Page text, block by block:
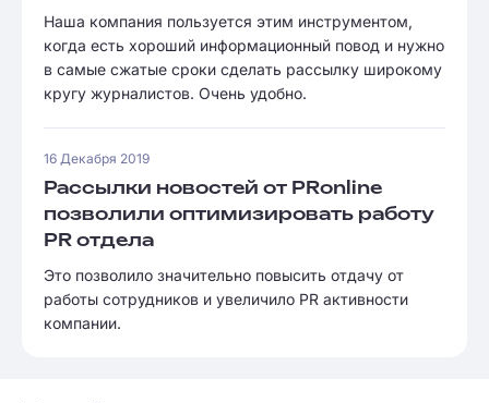
Наша компания пользуется этим инструментом,
когда есть хороший информационный повод и нужно
в самые сжатые сроки сделать рассылку широкому
кругу журналистов. Очень удобно.
16 Декабря 2019
Рассылки новостей от PRonline
позволили оптимизировать работу
PR отдела
Это позволило значительно повысить отдачу от
работы сотрудников и увеличило PR активности
компании.